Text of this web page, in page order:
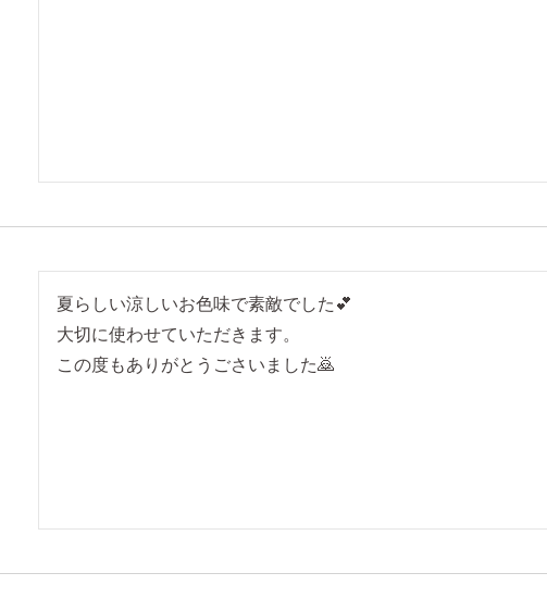
夏らしい涼しいお色味で素敵でした💕
大切に使わせていただきます。
この度もありがとうごさいました🙇